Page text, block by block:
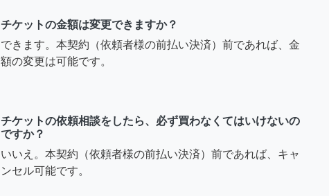
チケットの金額は変更できますか？
できます。本契約（依頼者様の前払い決済）前であれば、金
額の変更は可能です。
チケットの依頼相談をしたら、必ず買わなくてはいけないの
ですか？
いいえ。本契約（依頼者様の前払い決済）前であれば、キャ
ンセル可能です。